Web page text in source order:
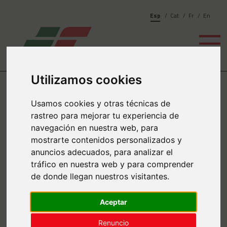
Utilizamos cookies
Usamos cookies y otras técnicas de
rastreo para mejorar tu experiencia de
navegación en nuestra web, para
mostrarte contenidos personalizados y
anuncios adecuados, para analizar el
tráfico en nuestra web y para comprender
de donde llegan nuestros visitantes.
Aceptar
Renuncio
Esp Cat Fr En
Kit Digital
Financiado por la Unión Europea – NextGenerationEU. Sin
embargo, los puntos de vista y las opiniones expresadas
son únicamente los del autor o autores y no